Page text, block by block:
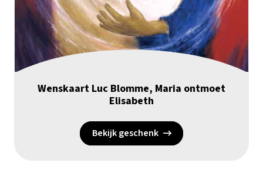
Wenskaart Luc Blomme, Maria ontmoet
Elisabeth
Bekijk geschenk